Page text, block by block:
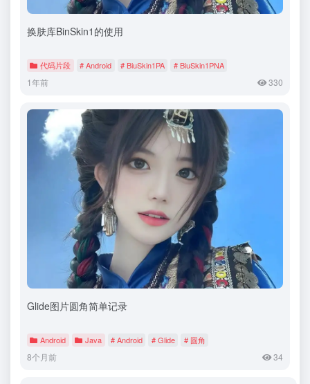
换肤库BinSkin1的使用
代码片段 # Android # BiuSkin1PA # BiuSkin1PNA
1年前 330
Glide图片圆角简单记录
Android Java # Android # Glide # 圆角
8个月前 34